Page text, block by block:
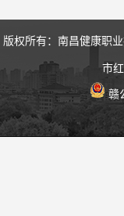
版权所有：南昌健康职
市
赣